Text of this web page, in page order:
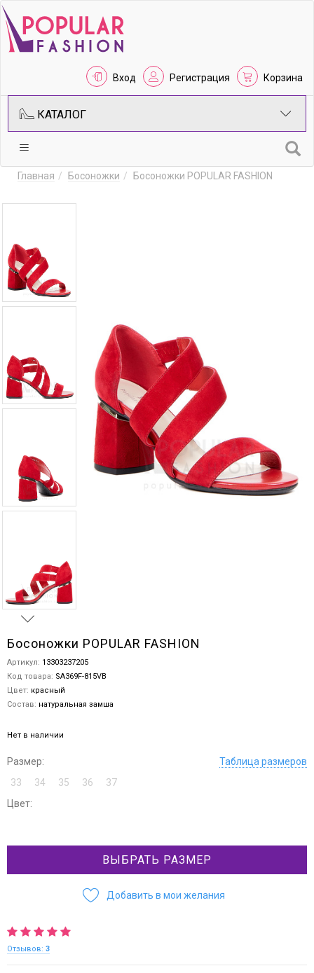
Вход Регистрация Корзина
КАТАЛОГ
Главная Босоножки Босоножки POPULAR FASHION
Босоножки POPULAR FASHION
Артикул: 13303237205
Код товара: SA369F-815VB
Цвет: красный
Состав: натуральная замша
Нет в наличии
Размер:
Таблица размеров
33
34 35 36
37
Цвет:
ВЫБРАТЬ РАЗМЕР
Добавить в мои желания
Отзывов: 3